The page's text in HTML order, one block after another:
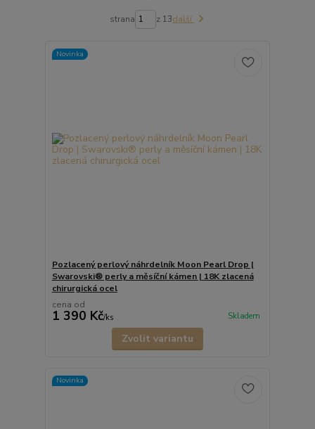
strana z 13další
Novinka
Pozlacený perlový náhrdelník Moon Pearl Drop |
Swarovski® perly a měsíční kámen | 18K zlacená
chirurgická ocel
cena od
1 390 Kč/ks Skladem
Zvolit variantu
Novinka